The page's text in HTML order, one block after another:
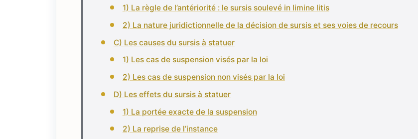
1) La règle de l’antériorité : le sursis soulevé in limine litis
2) La nature juridictionnelle de la décision de sursis et ses voies de recours
C) Les causes du sursis à statuer
1) Les cas de suspension visés par la loi
2) Les cas de suspension non visés par la loi
D) Les effets du sursis à statuer
1) La portée exacte de la suspension
2) La reprise de l’instance